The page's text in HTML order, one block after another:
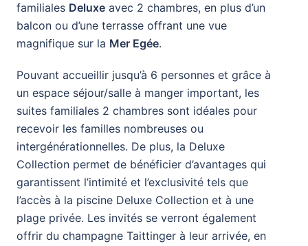
familiales Deluxe avec 2 chambres, en plus d’un
balcon ou d’une terrasse offrant une vue
magnifique sur la Mer Egée.
Pouvant accueillir jusqu’à 6 personnes et grâce à
un espace séjour/salle à manger important, les
suites familiales 2 chambres sont idéales pour
recevoir les familles nombreuses ou
intergénérationnelles. De plus, la Deluxe
Collection permet de bénéficier d’avantages qui
garantissent l’intimité et l’exclusivité tels que
l’accès à la piscine Deluxe Collection et à une
plage privée. Les invités se verront également
offrir du champagne Taittinger à leur arrivée, en